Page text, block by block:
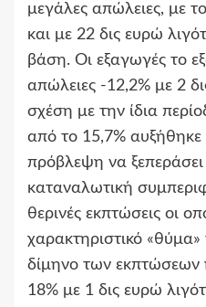
μεγάλες απώλειες, με
και με 22 δις ευρώ
βάση. Οι εξαγωγές το
απώλειες -12,2% με 2
σχέση με την ίδια
από το 15,7% αυξήθηκε
πρόβλεψη να
καταναλωτική
θερινές εκπτώσεις οι
χαρακτηριστικό
δίμηνο των εκπτώσεων
18% με 1 δις ευρώ